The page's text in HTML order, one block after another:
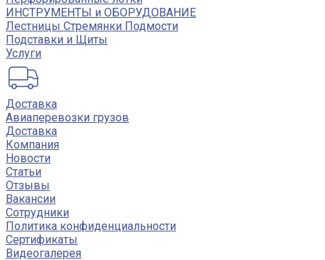
ИНСТРУМЕНТЫ и ОБОРУДОВАНИЕ
Лестницы Стремянки Подмости
Подставки и Щиты
Услуги
Доставка
Авиаперевозки грузов
Доставка
Компания
Новости
Статьи
Отзывы
Вакансии
Сотрудники
Политика конфиденциальности
Сертификаты
Видеогалерея